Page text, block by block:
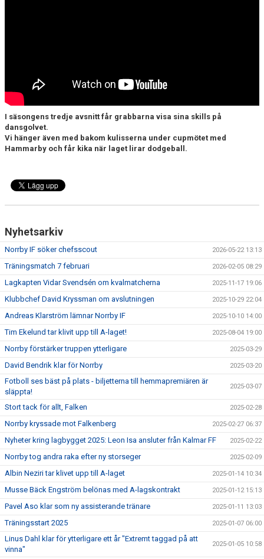
TABELL ETTAN SÖDRA 2025
I säsongens tredje avsnitt får grabbarna visa sina skills på
dansgolvet.
Vi hänger även med bakom kulisserna under cupmötet med
Hammarby och får kika när laget lirar dodgeball.
Nyhetsarkiv
Norrby IF söker chefsscout 2026-05-22 13:13
Träningsmatch 7 februari 2026-02-05 08:29
Lagkapten Vidar Svendsén om kvalmatcherna 2025-11-17 19:06
Klubbchef David Kryssman om avslutningen 2025-10-29 22:04
Andreas Klarström lämnar Norrby IF 2025-10-10 14:00
Tim Ekelund tar klivit upp till A-laget! 2025-08-04 19:00
Norrby förstärker truppen ytterligare 2025-03-29
David Bendrik klar för Norrby 2025-03-20
Fotboll ses bäst på plats - biljetterna till hemmapremiären är
släppta!
2025-03-07
Stort tack för allt, Falken 2025-02-28
Norrby kryssade mot Falkenberg 2025-02-27 06:37
Nyheter kring lagbygget 2025: Leon Isa ansluter från Kalmar FF 2025-02-22
Norrby tog andra raka efter ny storseger 2025-02-09
Albin Neziri tar klivet upp till A-laget 2025-01-14 10:34
Musse Bäck Engström belönas med A-lagskontrakt 2025-01-12 15:13
Pavel Aso klar som ny assisterande tränare 2025-01-11 13:03
Träningsstart 2025 2025-01-07 06:00
Linus Dahl klar för ytterligare ett år "Extremt taggad på att
vinna"
2025-01-05 10:58